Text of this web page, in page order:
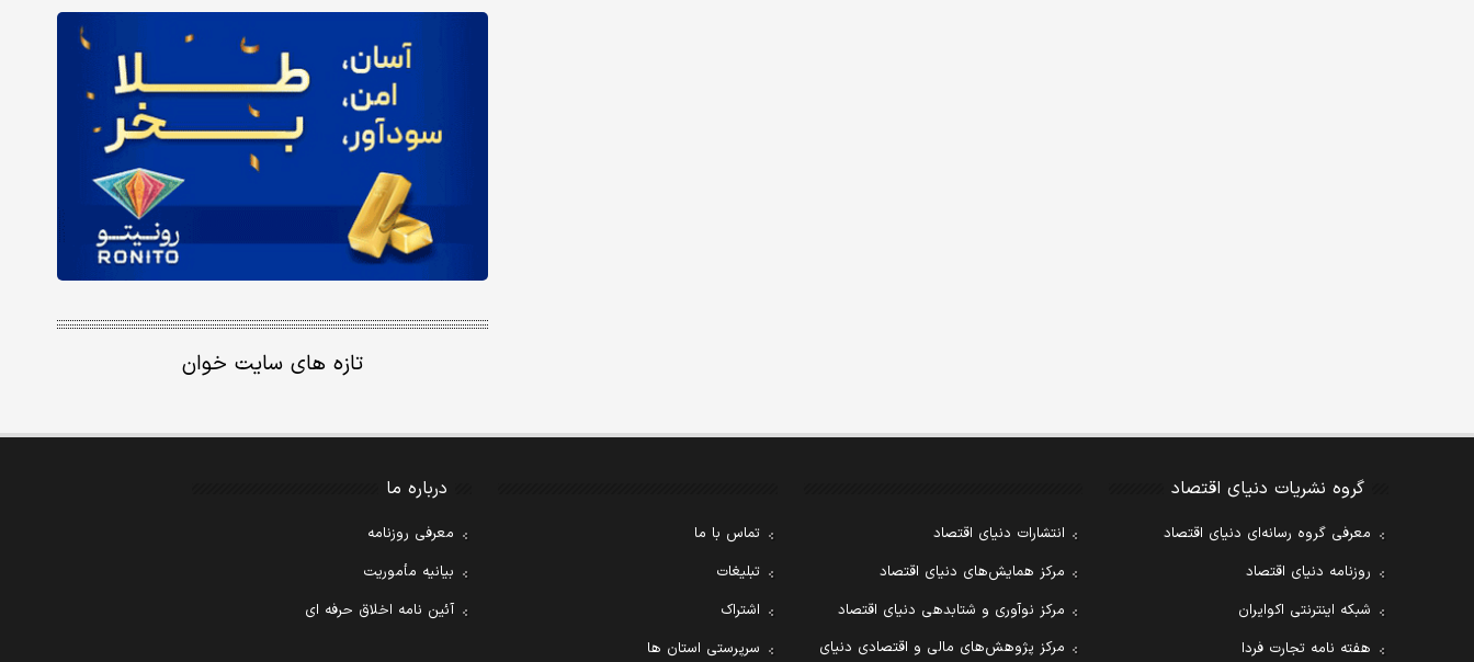
تازه های سایت خوان
گروه نشریات دنیای اقتصاد
معرفی گروه رسانه‌ای دنیای اقتصاد
روزنامه دنیای اقتصاد
شبکه اینترنتی اکوایران
هفته نامه تجارت فردا
انتشارات دنیای اقتصاد
مرکز همایش‌های دنیای اقتصاد
مرکز نوآوری و شتابدهی دنیای اقتصاد
مرکز پژوهش‌های مالی و اقتصادی دنیای
تماس با ما
تبلیغات
اشتراک
سرپرستی استان ها
درباره ما
معرفی روزنامه
بیانیه مأموریت
آئین نامه اخلاق حرفه ای